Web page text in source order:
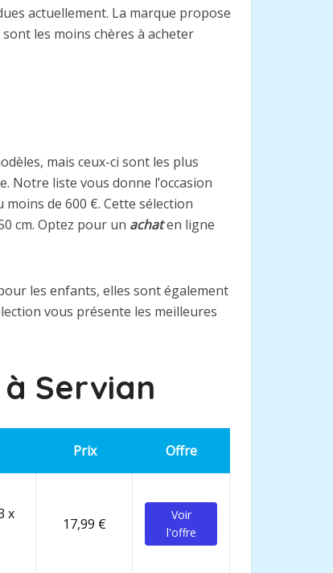
actuellement. La marque propose
les moins chères à acheter
mais ceux-ci sont les plus
Notre liste vous donne l’occasion
de 600 €. Cette sélection
cm. Optez pour un achaten ligne
les enfants, elles sont également
vous présente les meilleures
Servian
Prix Offre
x
17,99 €
Voir
l'offre